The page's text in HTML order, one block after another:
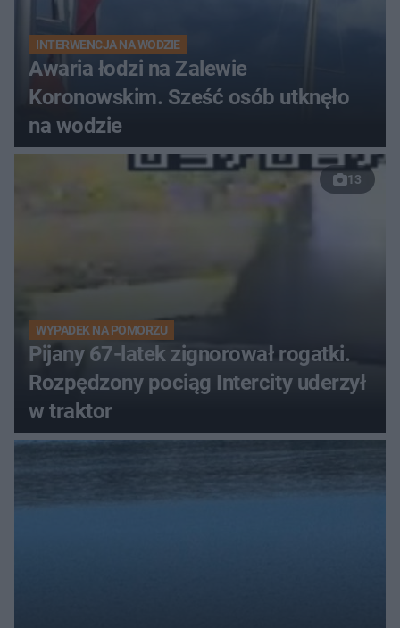
INTERWENCJA NA WODZIE
Awaria łodzi na Zalewie
Koronowskim. Sześć osób utknęło
na wodzie
13
WYPADEK NA POMORZU
Pijany 67-latek zignorował rogatki.
Rozpędzony pociąg Intercity uderzył
w traktor